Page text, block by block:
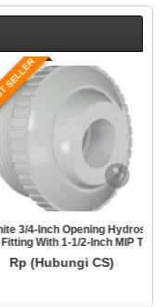
Hydrostream Directional
MIP Thread